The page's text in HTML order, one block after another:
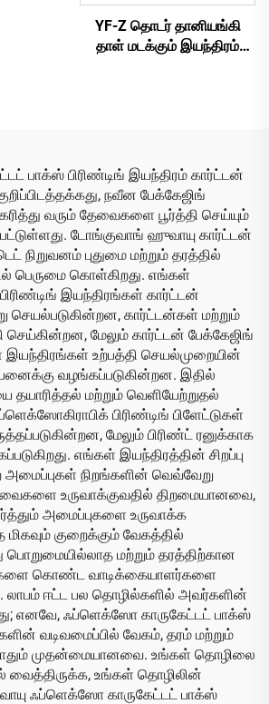
YF-Z தொடர் தானியங்கி
தாள் மடக்கும் இயந்திரம்
பாக்ஸ் பிரிண்டிங் இயந்திரம் கார்ட்டன்
நவீன பேக்கேஜிங்
வரும் தேவைகளை பூர்த்தி செய்யும்
டோங்குவாங் ஹுவாயு கார்ட்டன்
நிறுவனம் புதுமை மற்றும் தரத்தில்
பெருமை கொள்கிறது. எங்கள்
இயந்திரங்கள் கார்ட்டன்
செயல்படுகின்றன, கார்ட்டன்கள் மற்றும்
செய்கின்றன, மேலும் கார்ட்டன் பேக்கேஜிங்
உற்பத்தி செயல்முறையின்
வழங்கப்படுகின்றன. இதில்
தயாரித்தல் மற்றும் வெளியேற்றுதல்
பிரிண்டிங் பிளேட்டுகள்
மேலும் பிரிண்ட் ரனுக்காக
எங்கள் இயந்திரத்தின் சிறப்பு
அமைப்புகள் நிறங்களின் வெவ்வேறு
உருவாக்குவதில் திறமையானவை,
அமைப்புகளை உருவாக்க
குறைக்கும் வேகத்தில்
பொறுமையில்லாத மற்றும் தரத்திற்கான
கொண்ட வாடிக்கையாளர்களை
லாபம் ஈட்ட பல தொழில்களில் அவர்களின்
எனவே, ஃப்ளெக்ஸோ காருகேட்டட் பாக்ஸ்
வடிவமைப்பில் வேகம், தரம் மற்றும்
முதன்மையானவை. உங்கள் தொழிலை
வைத்திருக்க, உங்கள் தொழிலின்
ஃப்ளெக்ஸோ காருகேட்டட் பாக்ஸ்